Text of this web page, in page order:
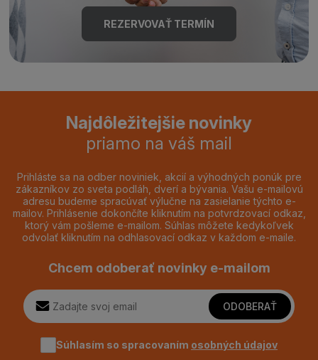
REZERVOVAŤ TERMÍN
Najdôležitejšie novinky
priamo na váš mail
Prihláste sa na odber noviniek, akcií a výhodných ponúk pre
zákazníkov zo sveta podláh, dverí a bývania. Vašu e-mailovú
adresu budeme spracúvať výlučne na zasielanie týchto e-
mailov. Prihlásenie dokončíte kliknutím na potvrdzovací odkaz,
ktorý vám pošleme e-mailom. Súhlas môžete kedykoľvek
odvolať kliknutím na odhlasovací odkaz v každom e-maile.
Chcem odoberať novinky e-mailom
ODOBERAŤ
Súhlasím so spracovaním osobných údajov